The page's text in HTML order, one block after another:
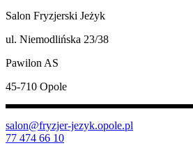
Salon Fryzjerski Jeżyk
ul. Niemodlińska 23/38
Pawilon AS
45-710 Opole
salon@fryzjer-jezyk.opole.pl
77 474 66 10